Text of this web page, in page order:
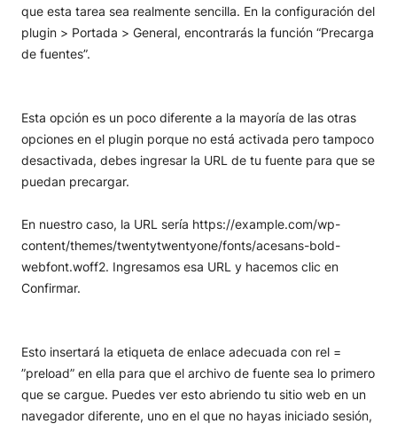
que esta tarea sea realmente sencilla. En la configuración del
plugin > Portada > General, encontrarás la función “Precarga
de fuentes”.
Esta opción es un poco diferente a la mayoría de las otras
opciones en el plugin porque no está activada pero tampoco
desactivada, debes ingresar la URL de tu fuente para que se
puedan precargar.
En nuestro caso, la URL sería https://example.com/wp-
content/themes/twentytwentyone/fonts/acesans-bold-
webfont.woff2. Ingresamos esa URL y hacemos clic en
Confirmar.
Esto insertará la etiqueta de enlace adecuada con rel =
”preload” en ella para que el archivo de fuente sea lo primero
que se cargue. Puedes ver esto abriendo tu sitio web en un
navegador diferente, uno en el que no hayas iniciado sesión,